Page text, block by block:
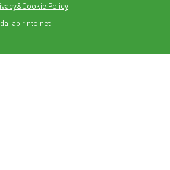
Policy
labirinto.net